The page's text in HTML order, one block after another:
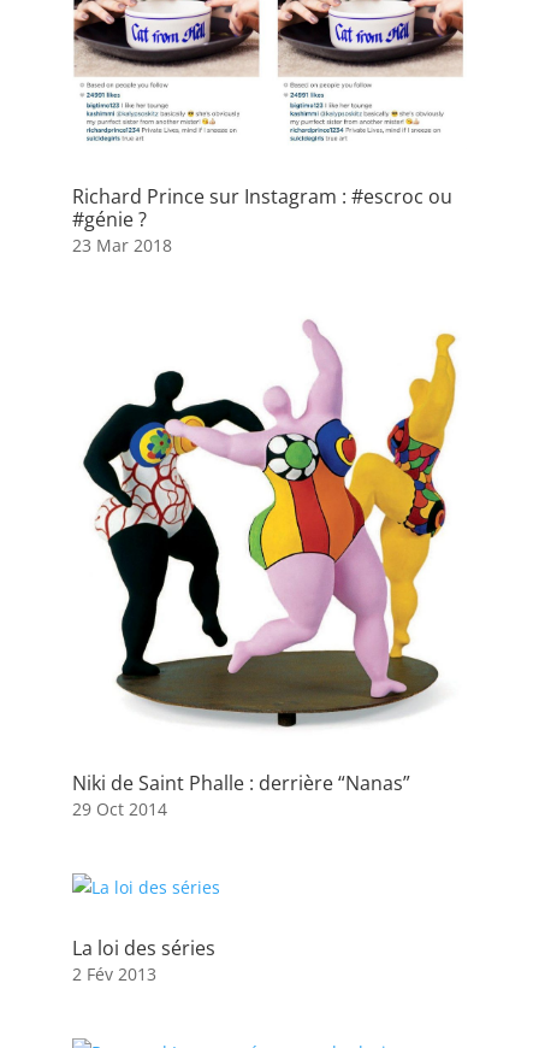
Richard Prince sur Instagram : #escroc ou
#génie ?
23 Mar 2018
Niki de Saint Phalle : derrière “Nanas”
29 Oct 2014
La loi des séries
2 Fév 2013